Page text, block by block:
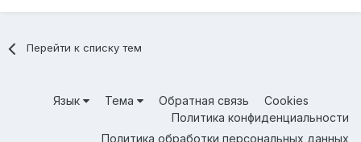
Перейти к списку тем
Язык Тема Обратная связь
Cookies
Политика конфиденциальности
Политика обработки персональных данных